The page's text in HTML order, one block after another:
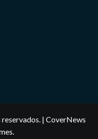
| CoverNews